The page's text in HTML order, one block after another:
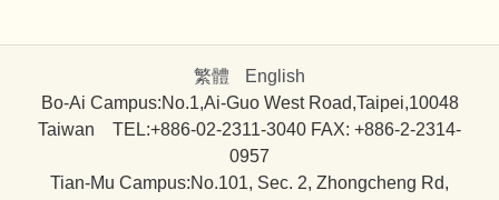
繁體
English
Bo-Ai Campus:No.1,Ai-Guo West Road,Taipei,10048
Taiwan TEL:+886-02-2311-3040 FAX: +886-2-2314-
0957
Tian-Mu Campus:No.101, Sec. 2, Zhongcheng Rd,